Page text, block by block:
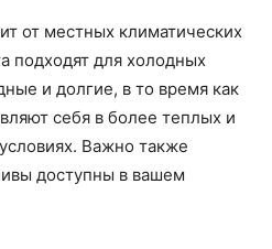
от местных климатических
подходят для холодных
и долгие, в то время как
себя в более теплых и
Важно также
доступны в вашем